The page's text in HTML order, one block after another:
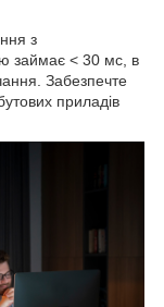
з
займає < 30 мс, в
Забезпечте
приладів